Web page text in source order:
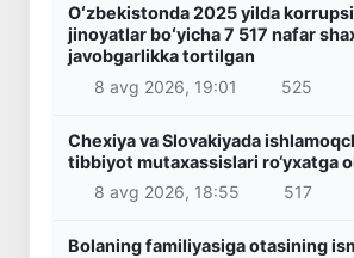
Oʻzbekistonda 2025 yilda
jinoyatlar boʻyicha 7 517 nafar
javobgarlikka tortilgan
8 avg 2026, 19:01
525
Chexiya va Slovakiyada
tibbiyot mutaxassislari ro‘yxatga
8 avg 2026, 18:55
517
Bolaning familiyasiga otasining